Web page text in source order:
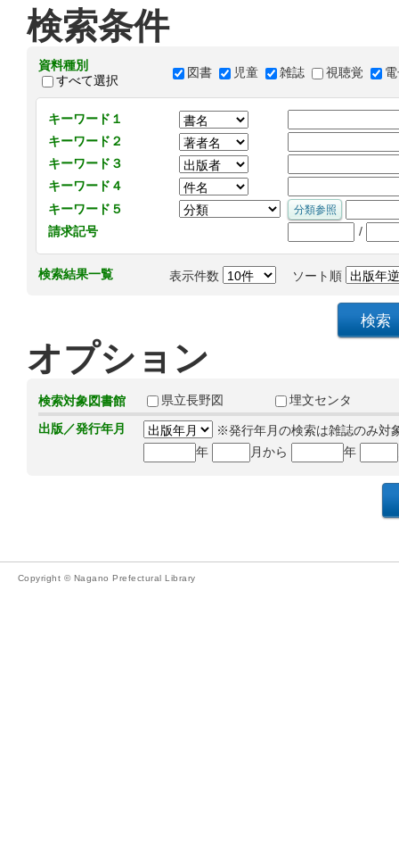
検索条件
資料種別
すべて選択
図書 児童 雑誌 視聴覚
キーワード１
キーワード２
キーワード３
キーワード４
キーワード５
請求記号
/
検索結果一覧 表示件数 ソート順
オプション
検索対象図書館 県立長野図
埋文センタ
出版／発行年月
※発行年月の検索は雑誌のみ対
年
月から 年
Copyright © Nagano Prefectural Library